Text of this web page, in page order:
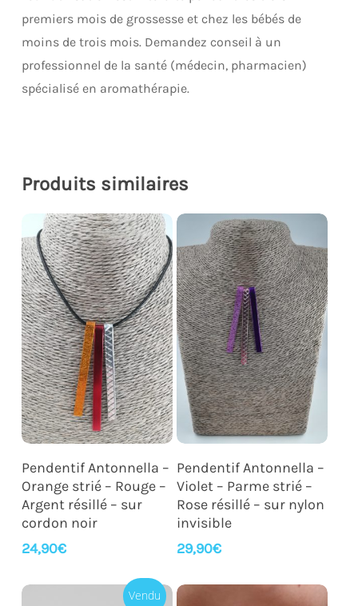
premiers mois de grossesse et chez les bébés de
moins de trois mois. Demandez conseil à un
professionnel de la santé (médecin, pharmacien)
spécialisé en aromathérapie.
Produits similaires
Ajouter Au Panier
Pendentif Antonnella –
Orange strié – Rouge –
Argent résillé – sur
cordon noir
24,90€
Ajouter Au Panier
Pendentif Antonnella –
Violet – Parme strié –
Rose résillé – sur nylon
invisible
29,90€
Vendu